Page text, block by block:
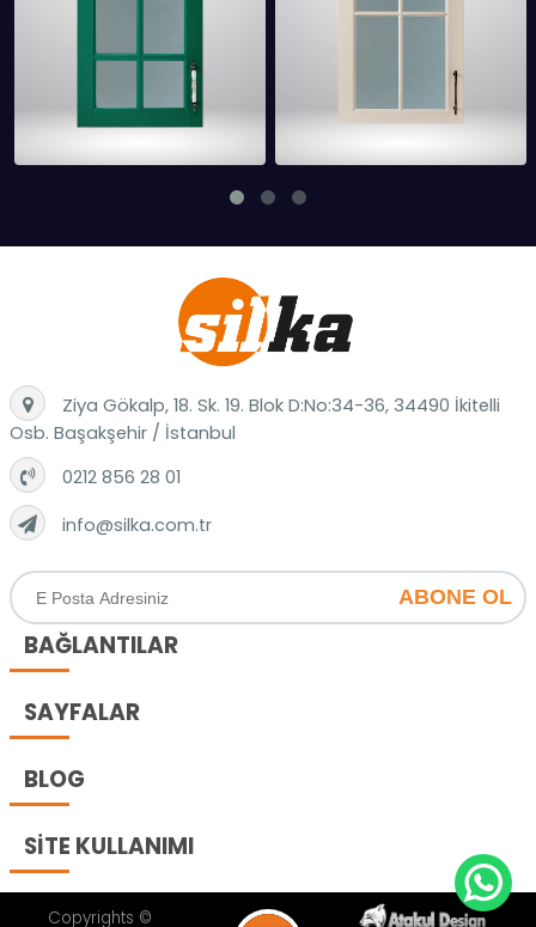
Ziya Gökalp, 18. Sk. 19. Blok D:No:34-36, 34490 İkitelli
Osb. Başakşehir / İstanbul
‎0212 856 28 01
info@silka.com.tr
ABONE OL
BAĞLANTILAR
SAYFALAR
BLOG
SİTE KULLANIMI
Copyrights ©